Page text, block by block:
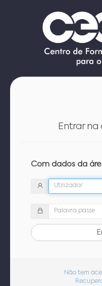
Entrar na
Com dados da
Não tem